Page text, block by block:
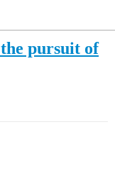
pursuit of